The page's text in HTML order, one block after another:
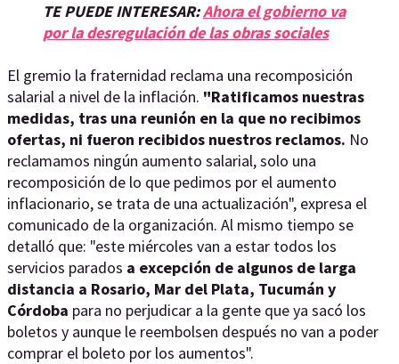
TE PUEDE INTERESAR:Ahora el gobierno va
por la desregulación de las obras sociales
El gremio la fraternidad reclama una recomposición
salarial a nivel de la inflación. "Ratificamos nuestras
medidas, tras una reunión en la que no recibimos
ofertas, ni fueron recibidos nuestros reclamos. No
reclamamos ningún aumento salarial, solo una
recomposición de lo que pedimos por el aumento
inflacionario, se trata de una actualización", expresa el
comunicado de la organización. Al mismo tiempo se
detalló que: "este miércoles van a estar todos los
servicios parados a excepción de algunos de larga
distancia a Rosario, Mar del Plata, Tucumán y
Córdoba para no perjudicar a la gente que ya sacó los
boletos y aunque le reembolsen después no van a poder
comprar el boleto por los aumentos".